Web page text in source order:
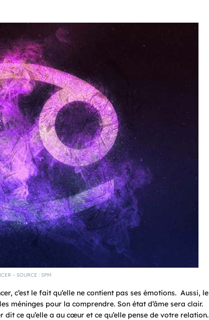
– SOURCE : SPM
c’est le fait qu’elle ne contient pas ses émotions. Aussi, le
méninges pour la comprendre. Son état d’âme sera clair.
dit ce qu’elle a au cœur et ce qu’elle pense de votre relation.